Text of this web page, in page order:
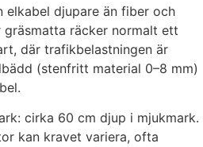
elkabel djupare än fiber och
gräsmatta räcker normalt ett
där trafikbelastningen är
(stenfritt material 0–8 mm)
cirka 60 cm djup i mjukmark.
kan kravet variera, ofta